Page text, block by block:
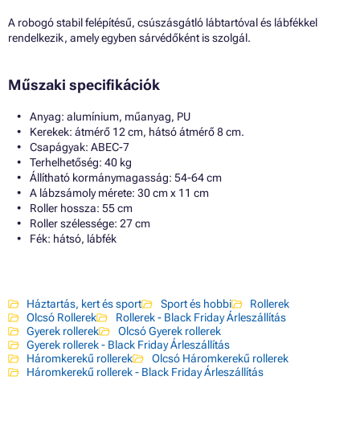
A robogó stabil felépítésű, csúszásgátló lábtartóval és lábfékkel
rendelkezik, amely egyben sárvédőként is szolgál.
Műszaki specifikációk
Anyag: alumínium, műanyag, PU
Kerekek: átmérő 12 cm, hátsó átmérő 8 cm.
Csapágyak: ABEC-7
Terhelhetőség: 40 kg
Állítható kormánymagasság: 54-64 cm
A lábzsámoly mérete: 30 cm x 11 cm
Roller hossza: 55 cm
Roller szélessége: 27 cm
Fék: hátsó, lábfék
Háztartás, kert és sport Sport és hobbi
Rollerek
Olcsó Rollerek
Rollerek - Black Friday Árleszállítás
Gyerek rollerek
Olcsó Gyerek rollerek
Gyerek rollerek - Black Friday Árleszállítás
Háromkerekű rollerek
Olcsó Háromkerekű rollerek
Háromkerekű rollerek - Black Friday Árleszállítás